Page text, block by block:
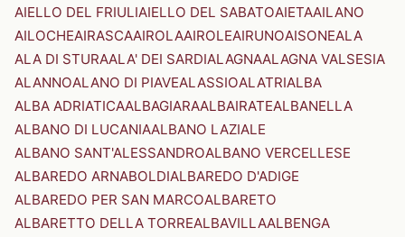
AIELLO DEL FRIULIAIELLO DEL SABATOAIETAAILANO
AILOCHEAIRASCAAIROLAAIROLEAIRUNOAISONEALA
ALA DI STURAALA' DEI SARDIALAGNAALAGNA VALSESIA
ALANNOALANO DI PIAVEALASSIOALATRIALBA
ALBA ADRIATICAALBAGIARAALBAIRATEALBANELLA
ALBANO DI LUCANIAALBANO LAZIALE
ALBANO SANT'ALESSANDROALBANO VERCELLESE
ALBAREDO ARNABOLDIALBAREDO D'ADIGE
ALBAREDO PER SAN MARCOALBARETO
ALBARETTO DELLA TORREALBAVILLAALBENGA